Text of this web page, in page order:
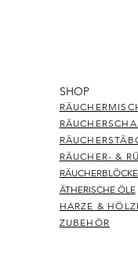
SHOP
RÄUCHER- &
ÄTHERISCHE ÖLE
HARZE &
ZUBEHÖR